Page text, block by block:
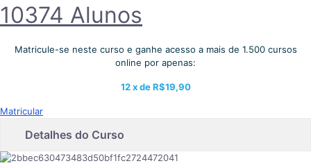
10374 Alunos
Matricule-se neste curso e ganhe acesso a mais de 1.500 cursos
online por apenas:
12 x deR$19,90
Matricular
Detalhes do Curso